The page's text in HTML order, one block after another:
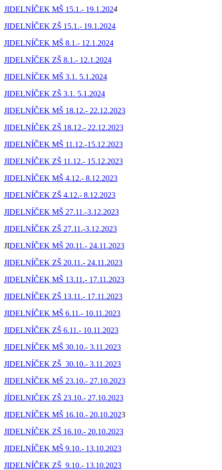
JIDELNÍČEK MŠ 15.1.- 19.1.2024
JIDELNÍČEK ZŠ 15.1.- 19.1.2024
JIDELNÍČEK MŠ 8.1.- 12.1.2024
JIDELNÍČEK ZŠ 8.1.- 12.1.2024
JIDELNÍČEK MŠ 3.1. 5.1.2024
JIDELNÍČEK ZŠ 3.1. 5.1.2024
JIDELNÍČEK MŠ 18.12.- 22.12.2023
JIDELNÍČEK ZŠ 18.12.- 22.12.2023
JIDELNÍČEK MŠ 11.12.-15.12.2023
JIDELNÍČEK ZŠ 11.12.- 15.12.2023
JIDELNÍČEK MŠ 4.12.- 8.12.2023
JIDELNÍČEK ZŠ 4.12.- 8.12.2023
JIDELNÍČEK MŠ 27.11.-3.12.2023
JIDELNÍČEK ZŠ 27.11.-3.12.2023
JIDELNÍČEK MŠ 20.11.- 24.11.2023
JIDELNÍČEK ZŠ 20.11.- 24.11.2023
JIDELNÍČEK MŠ 13.11.- 17.11.2023
JIDELNÍČEK ZŠ 13.11.- 17.11.2023
JIDELNÍČEK MŠ 6.11.- 10.11.2023
JIDELNÍČEK ZŠ 6.11.- 10.11.2023
JIDELNÍČEK MŠ 30.10.- 3.11.2023
JIDELNÍČEK ZŠ 30.10.- 3.11.2023
JIDELNÍČEK MŠ 23.10.- 27.10.2023
JÍDELNIČEK ZŠ 23.10.- 27.10.2023
JIDELNÍČEK MŠ 16.10.- 20.10.2023
JIDELNÍČEK ZŠ 16.10.- 20.10.2023
JIDELNÍČEK MŠ 9.10.- 13.10.2023
JIDELNÍČEK ZŠ 9.10.- 13.10.2023